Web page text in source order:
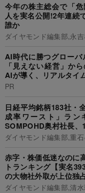
今年の株主総会で「
人を実名公開!2年連続
誰か
ダイヤモンド編集部,永
AI時代に勝つグロー
「見えない経営」か
AIが導く、リアルタイ
PR
日経平均銘柄183社・
成率ワースト」ラン
SOMPOHD奥村社長、
ダイヤモンド編集部,重石
赤字・株価低迷なのに
トランキング【実名
の大物社外取が上位独
ダイヤモンド編集部,清